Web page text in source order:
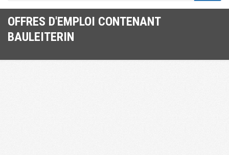
OFFRES D'EMPLOI CONTENANT
BAULEITERIN